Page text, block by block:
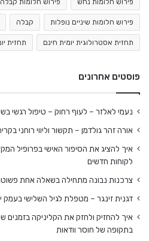
פירוש חלומות נחש פירוש חלומות קבלה
פירוש חלומות שיניים נופלות קבלה
תחזית אסטרולוגית יומית חינם תחזית
פוסטים אחרונים
נעמי לאלזר – לעוף רחוק – טיפול רגשי
אורה זהר גולדמן – תקשור וליווי רוחני
איך להציג את הסיפור האישי בפרופיל
לקוחות חדשים
צרכנות נבונה מתחילה בשאלה אחת
דגנית זינגר – מטפלת לגיל השלישי בעמק
איך להחזיק ולחזק את הקליניקה
בתקופה של חוסר וודאות